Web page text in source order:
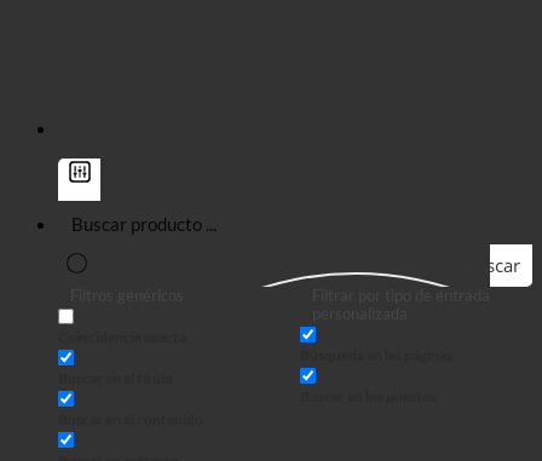
Buscar